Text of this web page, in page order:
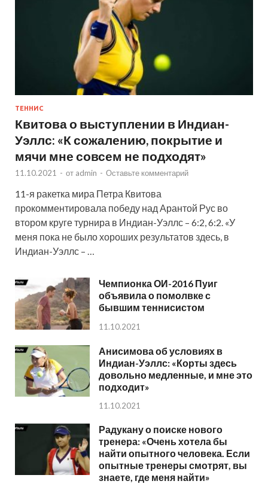
ТЕННИС
Квитова о выступлении в Индиан-
Уэллс: «К сожалению, покрытие и
мячи мне совсем не подходят»
11.10.2021 - от admin - Оставьте комментарий
11-я ракетка мира Петра Квитова
прокомментировала победу над Арантой Рус во
втором круге турнира в Индиан-Уэллс – 6:2, 6:2. «У
меня пока не было хороших результатов здесь, в
Индиан-Уэллс – …
Чемпионка ОИ-2016 Пуиг
объявила о помолвке с
бывшим теннисистом
11.10.2021
Анисимова об условиях в
Индиан-Уэллс: «Корты здесь
довольно медленные, и мне это
подходит»
11.10.2021
Радукану о поиске нового
тренера: «Очень хотела бы
найти опытного человека. Если
опытные тренеры смотрят, вы
знаете, где меня найти»